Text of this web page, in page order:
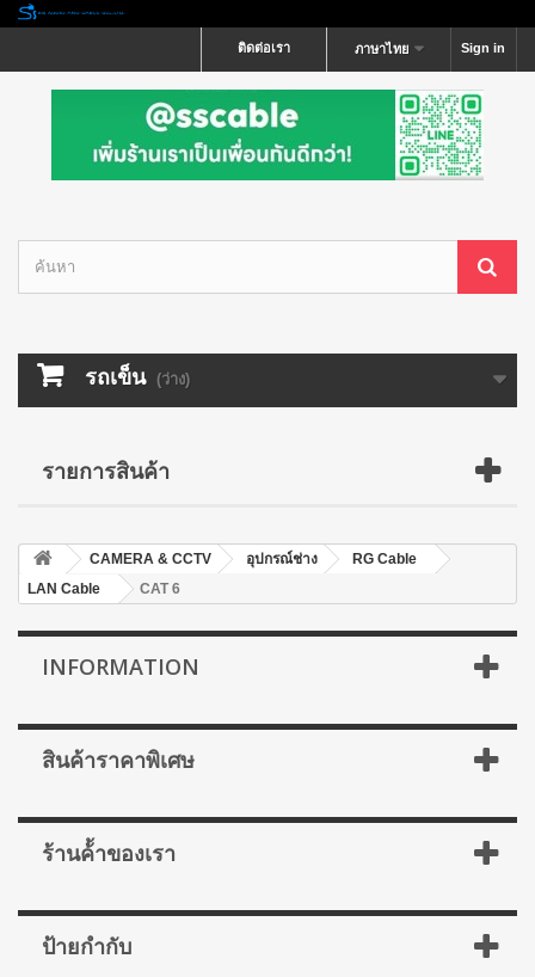
Sign in
ภาษาไทย
ติดต่อเรา
รถเข็น (ว่าง)
รายการสินค้า
CAMERA & CCTV อุปกรณ์ช่าง
RG Cable
LAN Cable
CAT 6
INFORMATION
สินค้าราคาพิเศษ
ร้านค้้าของเรา
ป้ายกำกับ